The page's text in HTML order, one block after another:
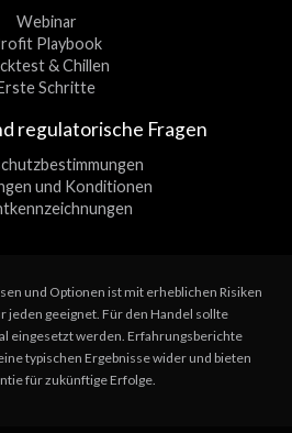
Webinar
Playbook
& Chillen
Schritte
regulatorische Fragen
und Konditionen
und Optionen ist mit erheblichen Risiken
jeden geeignet. Für den Handel sollte
eingesetzt werden. Erfahrungsberichte
typischen Ergebnisse wider und bieten
für zukünftige Erfolge.